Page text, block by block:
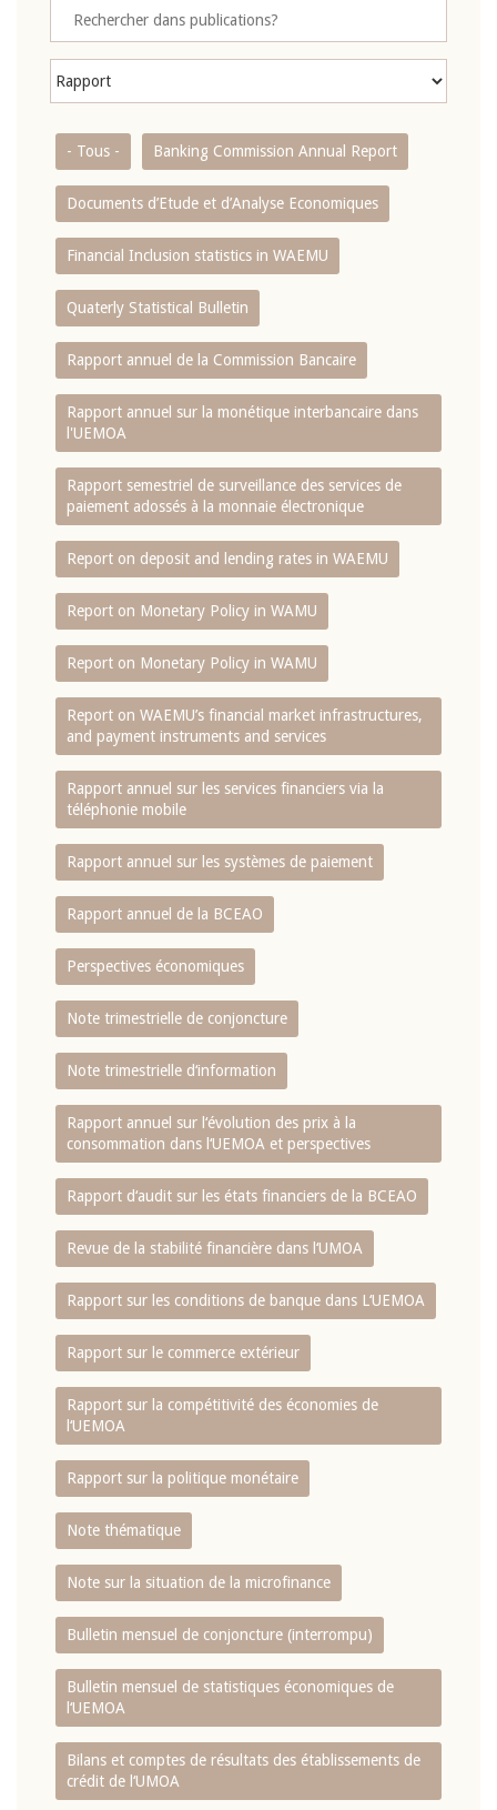
- Tous - Banking Commission Annual Report
Documents d’Etude et d’Analyse Economiques
Financial Inclusion statistics in WAEMU
Quaterly Statistical Bulletin
Rapport annuel de la Commission Bancaire
Rapport annuel sur la monétique interbancaire dans
l'UEMOA
Rapport semestriel de surveillance des services de
paiement adossés à la monnaie électronique
Report on deposit and lending rates in WAEMU
Report on Monetary Policy in WAMU
Report on Monetary Policy in WAMU
Report on WAEMU’s financial market infrastructures,
and payment instruments and services
Rapport annuel sur les services financiers via la
téléphonie mobile
Rapport annuel sur les systèmes de paiement
Rapport annuel de la BCEAO
Perspectives économiques
Note trimestrielle de conjoncture
Note trimestrielle d‘information
Rapport annuel sur l‘évolution des prix à la
consommation dans l‘UEMOA et perspectives
Rapport d‘audit sur les états financiers de la BCEAO
Revue de la stabilité financière dans l‘UMOA
Rapport sur les conditions de banque dans L‘UEMOA
Rapport sur le commerce extérieur
Rapport sur la compétitivité des économies de
l‘UEMOA
Rapport sur la politique monétaire
Note thématique
Note sur la situation de la microfinance
Bulletin mensuel de conjoncture (interrompu)
Bulletin mensuel de statistiques économiques de
l‘UEMOA
Bilans et comptes de résultats des établissements de
crédit de l‘UMOA